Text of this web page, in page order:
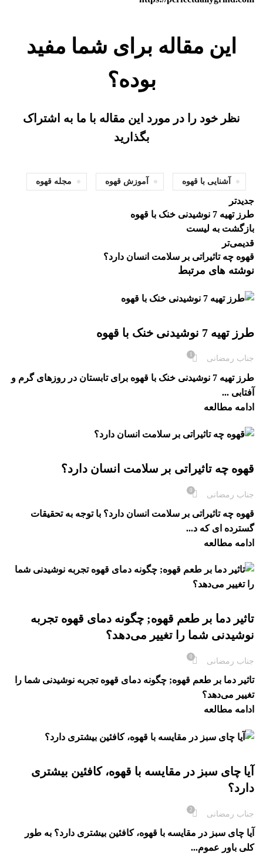
این مقاله برای شما مفید
بوده؟
نظر خود را در مورد این مقاله با ما به اشتراک
بگذارید
آشنایی با قهوه آموزش قهوه مجله قهوه
جدیدتر
طرز تهیه 7 نوشیدنی خنک با قهوه
بازگشت بە لیست
قدیمی‌تر
قهوه چه تاثیراتی بر سلامت انسان دارد؟
نوشته های مرتبط
طرز تهیه 7 نوشیدنی خنک با قهوه
جناب رمضانی 1
طرز تهیه 7 نوشیدنی خنک با قهوه برای تابستان در روزهای گرم و
آفتابی ...
ادامه مطالعه
قهوه چه تاثیراتی بر سلامت انسان دارد؟
جناب رمضانی 0
قهوه چه تاثیراتی بر سلامت انسان دارد؟ با توجه به تحقیقات
گسترده ای که د...
ادامه مطالعه
تاثیر دما بر طعم قهوه; چگونه دمای قهوه تجربه
نوشیدنی شما را تغییر می‌دهد؟
جناب رمضانی 0
تاثیر دما بر طعم قهوه; چگونه دمای قهوه تجربه نوشیدنی شما را
تغییر می‌دهد؟
ادامه مطالعه
آیا چای سبز در مقایسه با قهوه، کافئین بیشتری
دارد؟
جناب رمضانی 2
آیا چای سبز در مقایسه با قهوه، کافئین بیشتری دارد؟ به طور
کلی باور عموم...